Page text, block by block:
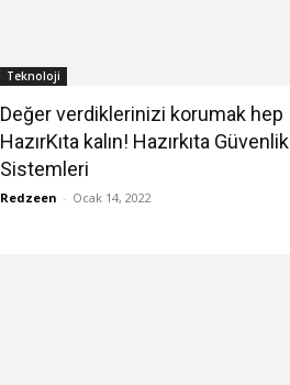
Teknoloji
Değer verdiklerinizi korumak hep
HazırKıta kalın! Hazırkıta Güvenlik
Sistemleri
Redzeen - Ocak 14, 2022